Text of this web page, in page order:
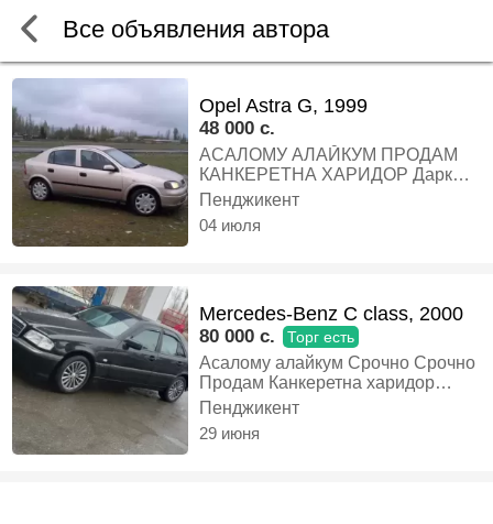
Все объявления автора
Opel Astra G, 1999
48 000 c.
АСАЛОМУ АЛАЙКУМ ПРОДАМ
КАНКЕРЕТНА ХАРИДОР Даркор
занг занед Дакмтош солона
электропакет дорад Канисанер
дорад Газ евро4 Дар назди
Механика, Хэтчбек
Пенджикент
04 июля
Mercedes-Benz C class, 2000
80 000 c. Торг есть
Асалому алайкум Срочно Срочно
Продам Канкеретна харидор
Даркор бо момила хуб савдо
мешад.Афтамат-ка
Д+2Элктропакет канисанер дорад
Пенджикент
29 июня